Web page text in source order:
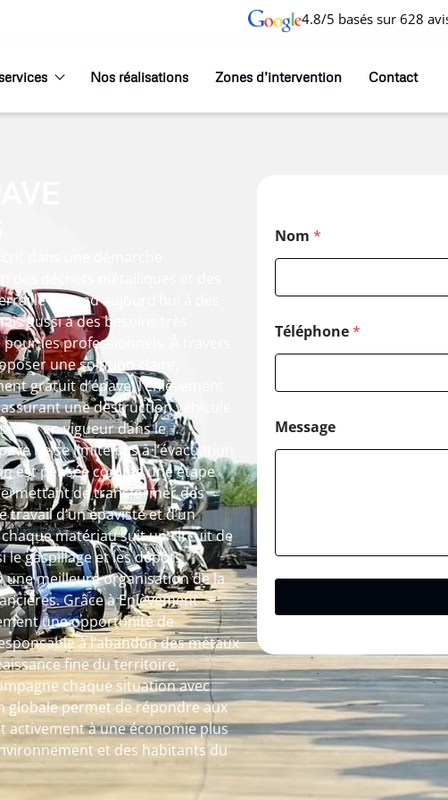
4.8/5 basés sur 628
Nos réalisations Zones d’intervention Contact
dans une démarche
déchets métalliques et des
répond aujourd’hui à des
aussi à des besoins très
les professionnels. À travers
une solution claire,
gratuit d’épave, l’enlèvement
une destruction véhicule
en vigueur dans le
ne se limite pas à l’évacuation
est pensée comme une étape
de transformer des
d’un épaviste et d’un
matériau suit un circuit de
le gaspillage et les dépôts
une meilleure organisation de la
Grâce à Enlèvement
une opportunité de
à l’abandon des métaux
fine du territoire,
chaque situation avec
globale permet de répondre aux
à une économie plus
et des habitants du
Nom *
Téléphone*
Message